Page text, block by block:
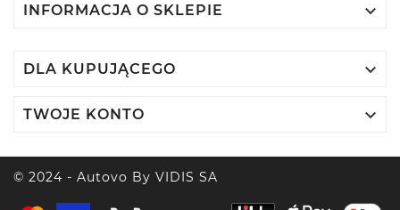
INFORMACJA O SKLEPIE 
DLA KUPUJĄCEGO 
TWOJE KONTO 
© 2024 - Autovo By VIDIS SA